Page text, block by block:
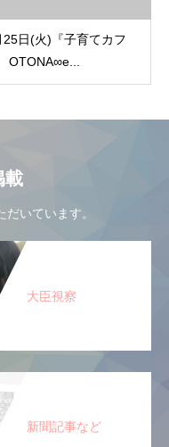
25日(火)『子育てカフ
OTONA∞e...
載
いています。
大臣視察
新聞記事など